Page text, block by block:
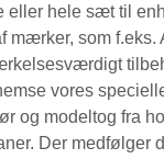
eller hele sæt til
mærker, som f.eks.
vores
og modeltog fra
Der medfølger